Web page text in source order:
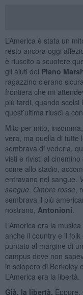
L’America è stata un
resto ancora oggi
è riuscito a scuotere
gli aiuti del Piano
ragazzino c’erano
frontiera che mi
più tardi, quando scelsi
quest’ultima riuscì̀ a
Mito per mito,
vera, ma quella di tutte
sembrava di vederla,
visti e rivisti al cinemino
come allo stadio,
entravano nel sangue.
sangue Ombre rosse ,
sembrava il più
nostrano, Antonioni
L’America era la
anche il country e il folk
puntato al margine di
campus dove non
in sciopero di Berkeley
L’America era la libertà.
Già̀, la libertà. Eppure,